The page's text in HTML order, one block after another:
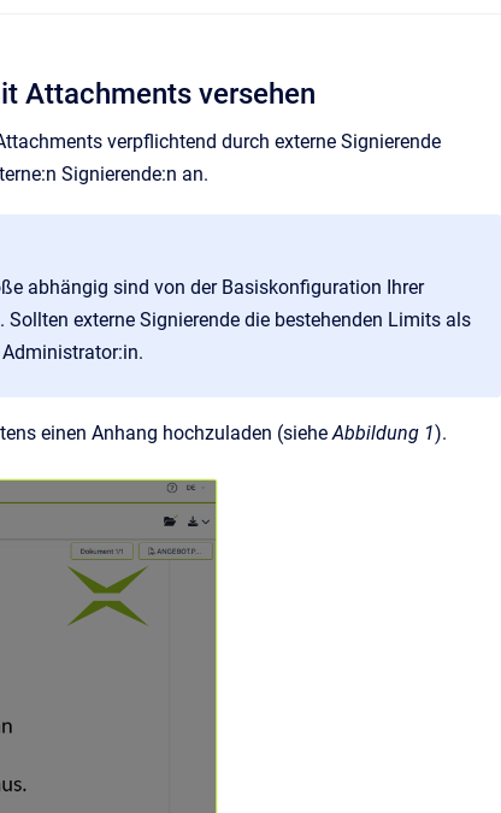
Attachments versehen
verpflichtend durch externe Signierende
Signierende:n an.
abhängig sind von der Basiskonfiguration Ihrer
externe Signierende die bestehenden Limits als
einen Anhang hochzuladen (sieheAbbildung 1).